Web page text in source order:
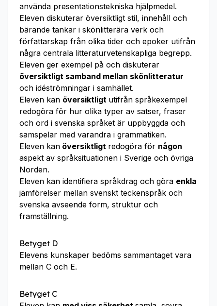
använda presentationstekniska hjälpmedel.
Eleven diskuterar översiktligt stil, innehåll och
bärande tankar i skönlitterära verk och
författarskap från olika tider och epoker utifrån
några centrala litteraturvetenskapliga begrepp.
Eleven ger exempel på och diskuterar
översiktligt samband mellan skönlitteratur
och idéströmningar i samhället.
Eleven kan översiktligt utifrån språkexempel
redogöra för hur olika typer av satser, fraser
och ord i svenska språket är uppbyggda och
samspelar med varandra i grammatiken.
Eleven kan översiktligt redogöra för någon
aspekt av språksituationen i Sverige och övriga
Norden.
Eleven kan identifiera språkdrag och göra enkla
jämförelser mellan svenskt teckenspråk och
svenska avseende form, struktur och
framställning.
Betyget D
Elevens kunskaper bedöms sammantaget vara
mellan C och E.
Betyget C